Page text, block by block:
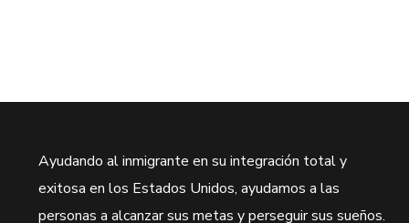
Ayudando al inmigrante en su integración total y
exitosa en los Estados Unidos, ayudamos a las
personas a alcanzar sus metas y perseguir sus sueños.